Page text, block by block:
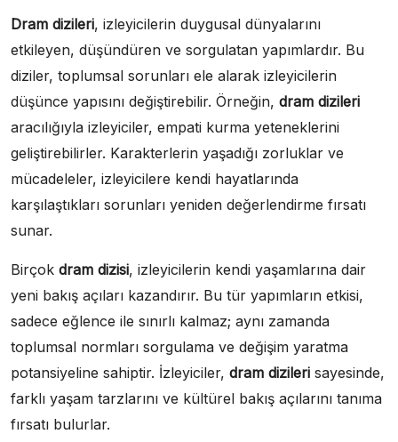
Dram dizileri, izleyicilerin duygusal dünyalarını
etkileyen, düşündüren ve sorgulatan yapımlardır. Bu
diziler, toplumsal sorunları ele alarak izleyicilerin
düşünce yapısını değiştirebilir. Örneğin, dram dizileri
aracılığıyla izleyiciler, empati kurma yeteneklerini
geliştirebilirler. Karakterlerin yaşadığı zorluklar ve
mücadeleler, izleyicilere kendi hayatlarında
karşılaştıkları sorunları yeniden değerlendirme fırsatı
sunar.
Birçok dram dizisi, izleyicilerin kendi yaşamlarına dair
yeni bakış açıları kazandırır. Bu tür yapımların etkisi,
sadece eğlence ile sınırlı kalmaz; aynı zamanda
toplumsal normları sorgulama ve değişim yaratma
potansiyeline sahiptir. İzleyiciler, dram dizileri sayesinde,
farklı yaşam tarzlarını ve kültürel bakış açılarını tanıma
fırsatı bulurlar.